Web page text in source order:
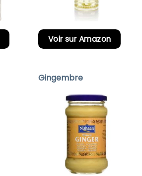
Voir sur Amazon
Gingembre